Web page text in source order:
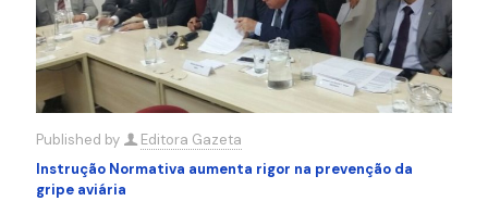
Published by
Editora Gazeta
Instrução Normativa aumenta rigor na prevenção da
gripe aviária